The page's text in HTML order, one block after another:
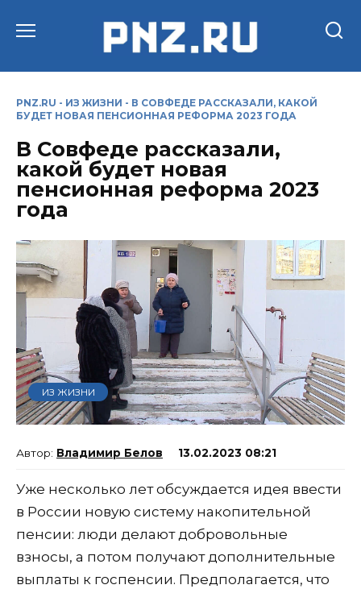
PNZ.RU - ИЗ ЖИЗНИ - В СОВФЕДЕ РАССКАЗАЛИ, КАКОЙ
БУДЕТ НОВАЯ ПЕНСИОННАЯ РЕФОРМА 2023 ГОДА
В Совфеде рассказали,
какой будет новая
пенсионная реформа 2023
года
ИЗ ЖИЗНИ
Владимир Белов 13.02.2023 08:21
Уже несколько лет обсуждается идея ввести
в России новую систему накопительной
пенсии: люди делают добровольные
взносы, а потом получают дополнительные
выплаты к госпенсии. Предполагается, что